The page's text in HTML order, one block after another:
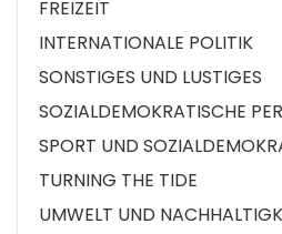
FREIZEIT
INTERNATIONALE POLITIK
SONSTIGES UND LUSTIGES
SOZIALDEMOKRATISCHE
SPORT UND
TURNING THE TIDE
UMWELT UND